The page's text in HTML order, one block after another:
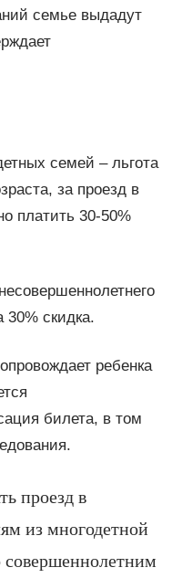
семье выдадут
семей – льгота
за проезд в
платить 30-50%
30% скидка.
ребенка
билета, в том
проезд в
из многодетной